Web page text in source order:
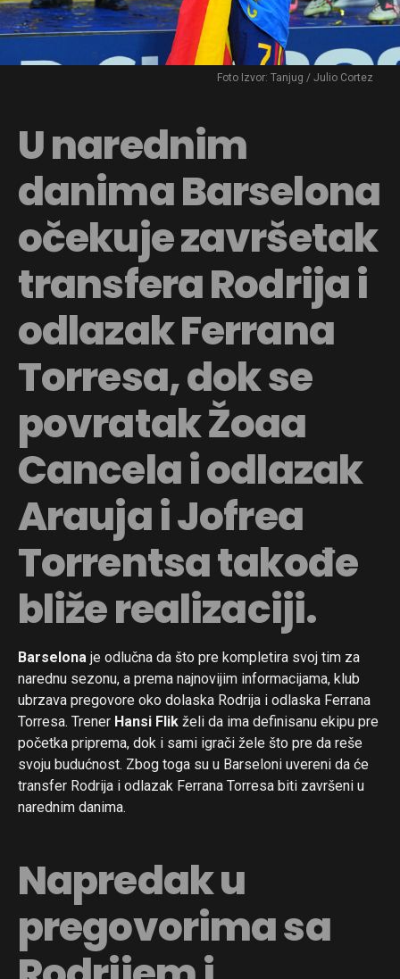
Foto Izvor: Tanjug / Julio Cortez
U narednim
danima Barselona
očekuje završetak
transfera Rodrija i
odlazak Ferrana
Torresa, dok se
povratak Žoaa
Cancela i odlazak
Arauja i Jofrea
Torrentsa takođe
bliže realizaciji.
Barselona je odlučna da što pre kompletira svoj tim za
narednu sezonu, a prema najnovijim informacijama, klub
ubrzava pregovore oko dolaska Rodrija i odlaska Ferrana
Torresa. Trener Hansi Flik želi da ima definisanu ekipu pre
početka priprema, dok i sami igrači žele što pre da reše
svoju budućnost. Zbog toga su u Barseloni uvereni da će
transfer Rodrija i odlazak Ferrana Torresa biti završeni u
narednim danima.
Napredak u
pregovorima sa